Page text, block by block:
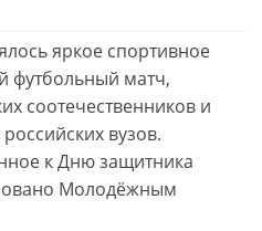
яркое спортивное
футбольный матч,
соотечественников и
вузов.
к Дню защитника
Молодёжным